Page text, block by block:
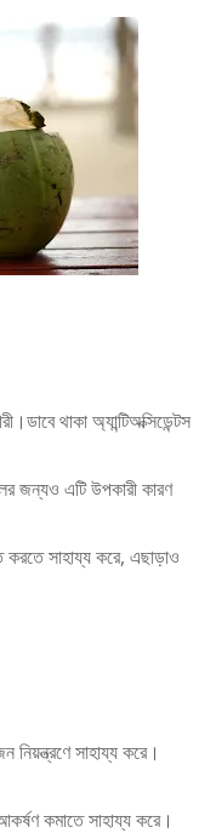
থাকা অ্যান্টিঅক্সিডেন্টস
জন্যও এটি উপকারী কারণ
সাহায্য করে, এছাড়াও
সাহায্য করে।
কমাতে সাহায্য করে।